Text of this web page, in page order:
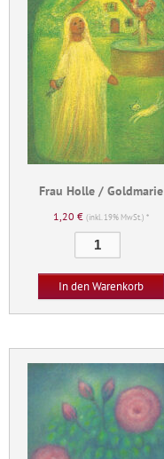
Frau Holle / Goldmarie
1,20 € (inkl. 19% MwSt.) *
Holle
/
Goldmarie
Menge
In den Warenkorb